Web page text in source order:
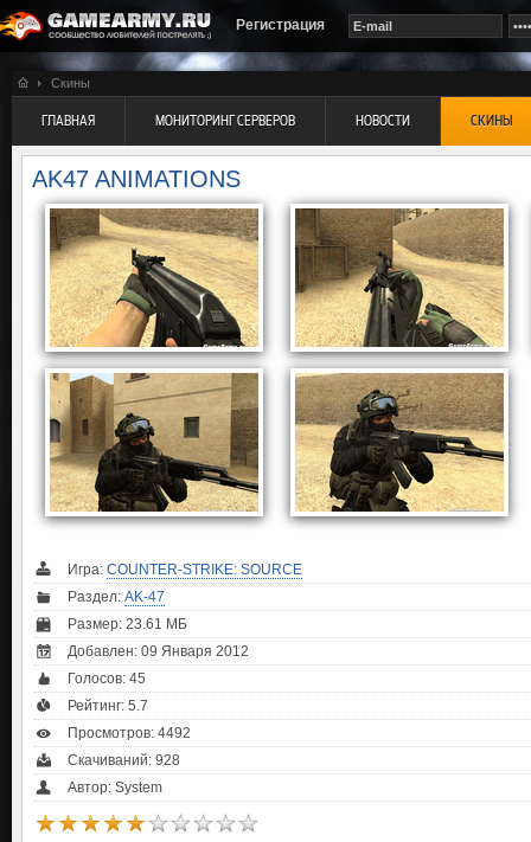
Регистрация
Скины
ГЛАВНАЯ МОНИТОРИНГ СЕРВЕРОВ НОВОСТИ СКИНЫ
AK47 ANIMATIONS
Игра: COUNTER-STRIKE: SOURCE
Раздел: AK-47
Размер: 23.61 МБ
Добавлен: 09 Января 2012
Голосов: 45
Рейтинг: 5.7
Просмотров: 4492
Скачиваний: 928
Автор: System